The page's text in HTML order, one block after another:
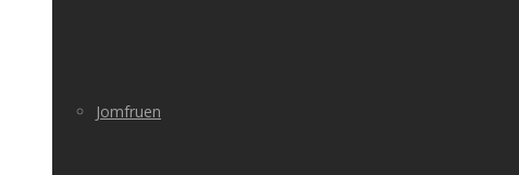
Jomfruen